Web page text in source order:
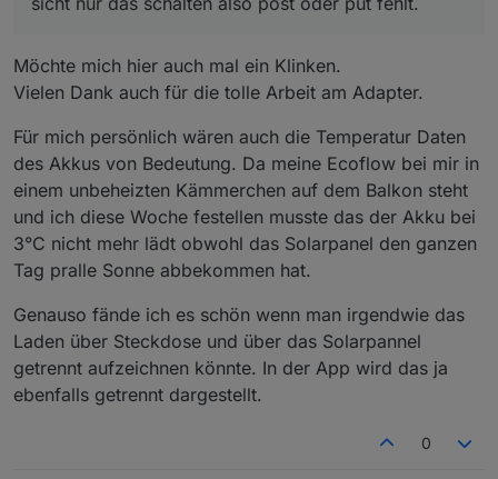
Möchte mich hier auch mal ein Klinken.
Vielen Dank auch für die tolle Arbeit am Adapter.
Für mich persönlich wären auch die Temperatur Daten
des Akkus von Bedeutung. Da meine Ecoflow bei mir in
einem unbeheizten Kämmerchen auf dem Balkon steht
und ich diese Woche festellen musste das der Akku bei
3°C nicht mehr lädt obwohl das Solarpanel den ganzen
Tag pralle Sonne abbekommen hat.
Genauso fände ich es schön wenn man irgendwie das
Laden über Steckdose und über das Solarpannel
getrennt aufzeichnen könnte. In der App wird das ja
ebenfalls getrennt dargestellt.
0